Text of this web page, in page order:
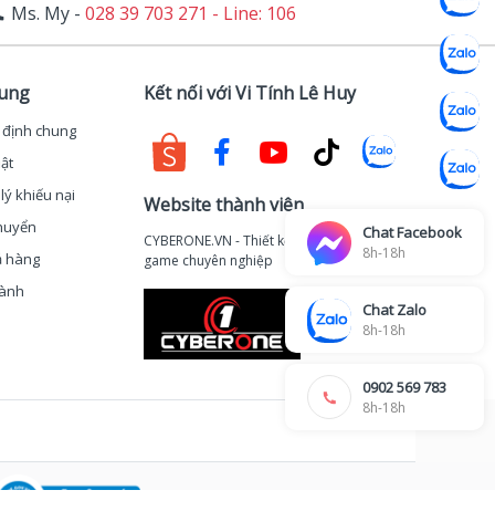
Ms. My - 028 39 703 271 - Line: 106
chung
khiếu nại
hàng
Kết nối với Vi Tính Lê Huy
Website thành viên
CYBERONE.VN - Thiết kế thi công phòng
game chuyên nghiệp
Chat Facebook
8h-18h
Chat Zalo
8h-18h
0902 569 783
8h-18h